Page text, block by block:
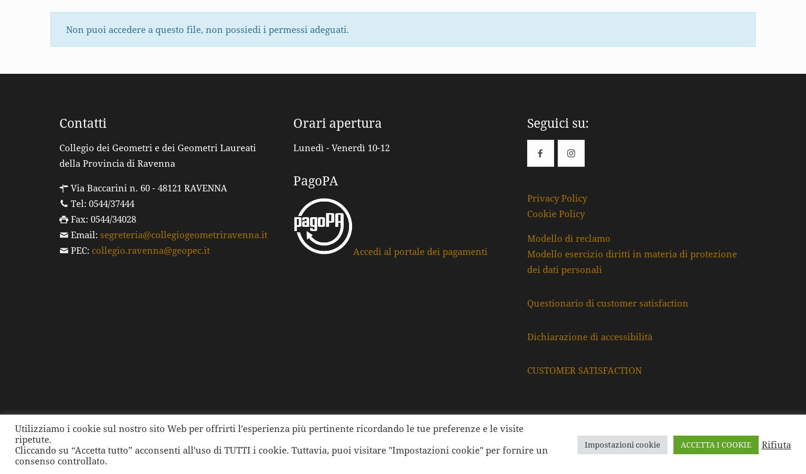
Non puoi accedere a questo file, non possiedi i permessi adeguati.
Contatti
Collegio dei Geometri e dei Geometri Laureati
della Provincia di Ravenna
Via Baccarini n. 60 - 48121 RAVENNA
Tel: 0544/37444
Fax: 0544/34028
Email: segreteria@collegiogeometriravenna.it
PEC: collegio.ravenna@geopec.it
Orari apertura
Lunedì - Venerdì 10-12
PagoPA
Accedi al portale dei pagamenti
Seguici su:
Privacy Policy
Cookie Policy
Modello di reclamo
Modello esercizio diritti in materia di protezione
dei dati personali
Questionario di customer satisfaction
Dichiarazione di accessibilità
CUSTOMER SATISFACTION
© 2026 Collegio dei Geometri e dei Geometri Laureati della Provincia di Ravenna | Tutti i diritti Riservati | Cod.F. e P.Iva: 80009220395
Utilizziamo i cookie sul nostro sito Web per offrirti l'esperienza più pertinente ricordando le tue preferenze e le visite
ripetute.
Cliccando su “Accetta tutto” acconsenti all'uso di TUTTI i cookie. Tuttavia, puoi visitare "Impostazioni cookie" per fornire un
consenso controllato.
Impostazioni cookie ACCETTA I COOKIE Rifiuta